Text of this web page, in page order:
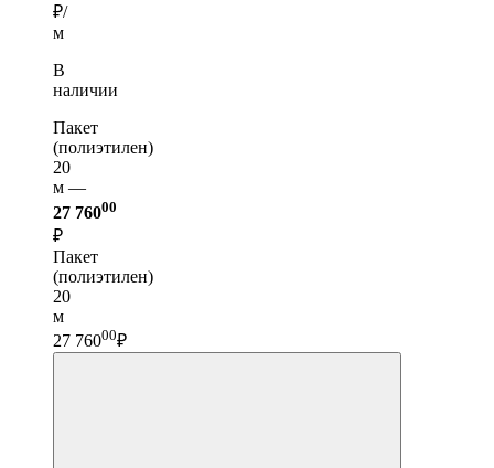
₽/
м
В
наличии
Пакет
(полиэтилен)
20
м —
27 76000
₽
Пакет
(полиэтилен)
20
м
27 76000₽